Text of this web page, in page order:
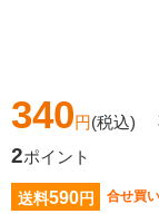
340円(税込)
2ポイント
送料590円 合せ買